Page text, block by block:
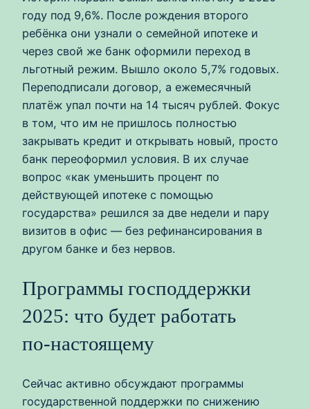
году под 9,6%. После рождения второго
ребёнка они узнали о семейной ипотеке и
через свой же банк оформили переход в
льготный режим. Вышло около 5,7% годовых.
Переподписали договор, а ежемесячный
платёж упал почти на 14 тысяч рублей. Фокус
в том, что им не пришлось полностью
закрывать кредит и открывать новый, просто
банк переоформил условия. В их случае
вопрос «как уменьшить процент по
действующей ипотеке с помощью
государства» решился за две недели и пару
визитов в офис — без рефинансирования в
другом банке и без нервов.
Программы господдержки
2025: что будет работать
по‑настоящему
Сейчас активно обсуждают программы
государственной поддержки по снижению